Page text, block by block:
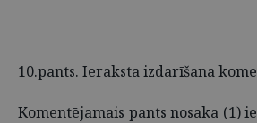
10.pants. Ieraksta izdarīšana
Komentējamais pants nosaka (1)